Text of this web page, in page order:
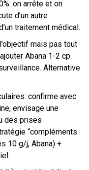
on arrête et on
d’un autre
traitement médical.
mais pas tout
Abana 1-2 cp
Alternative
confirme avec
envisage une
des prises
“compléments
10 g/j, Abana) +